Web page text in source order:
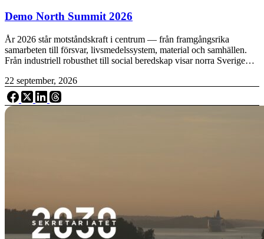
Demo North Summit 2026
År 2026 står motståndskraft i centrum — från framgångsrika
samarbeten till försvar, livsmedelssystem, material och samhällen.
Från industriell robusthet till social beredskap visar norra Sverige…
22 september, 2026